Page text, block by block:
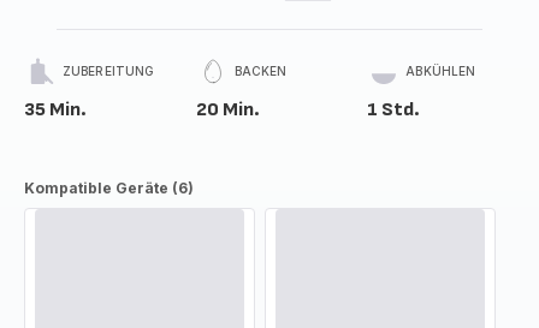
ZUBEREITUNG
35 Min.
BACKEN
20 Min.
ABKÜHLEN
1 Std.
Kompatible Geräte (6)